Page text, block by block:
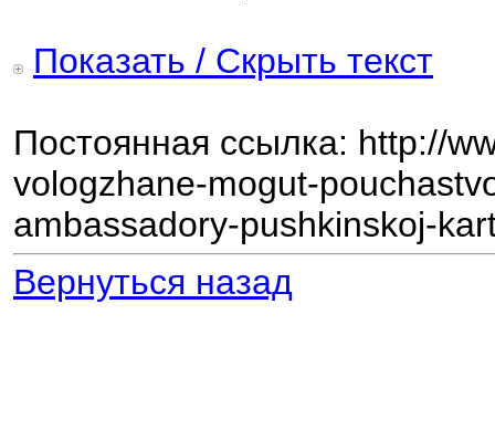
Показать / Скрыть текст
Постоянная ссылка: http://
vologzhane-mogut-
ambassadory-pushkinskoj-
Вернуться назад